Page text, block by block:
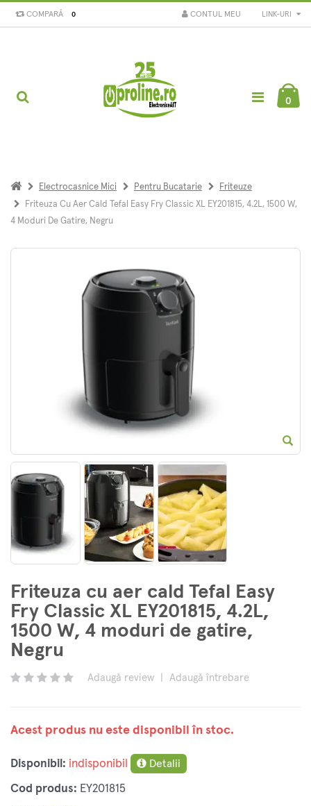
COMPARĂ 0 LINK-URI
CONTUL MEU
0
Electrocasnice Mici Pentru Bucatarie
Friteuze
Friteuza Cu Aer Cald Tefal Easy Fry Classic XL EY201815, 4.2L, 1500 W,
4 Moduri De Gatire, Negru
Friteuza cu aer cald Tefal Easy
Fry Classic XL EY201815, 4.2L,
1500 W, 4 moduri de gatire,
Negru
Adaugă review Adaugă întrebare
Acest produs nu este disponibil în stoc.
Disponibil: indisponibil Detalii
Cod produs: EY201815